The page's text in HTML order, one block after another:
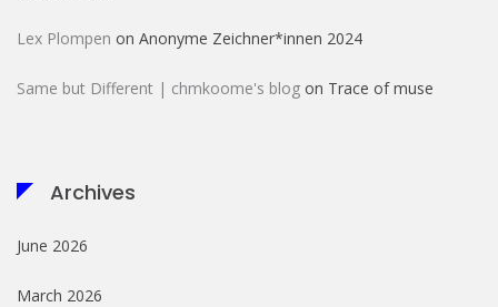
Lex Plompen on Anonyme Zeichner*innen 2024
Same but Different | chmkoome's blog on Trace of muse
Archives
June 2026
March 2026